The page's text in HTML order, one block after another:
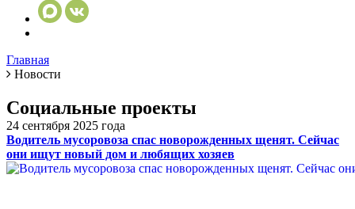
Главная
Новости
Социальные проекты
24 сентября 2025 года
Водитель мусоровоза спас новорожденных щенят. Сейчас
они ищут новый дом и любящих хозяев